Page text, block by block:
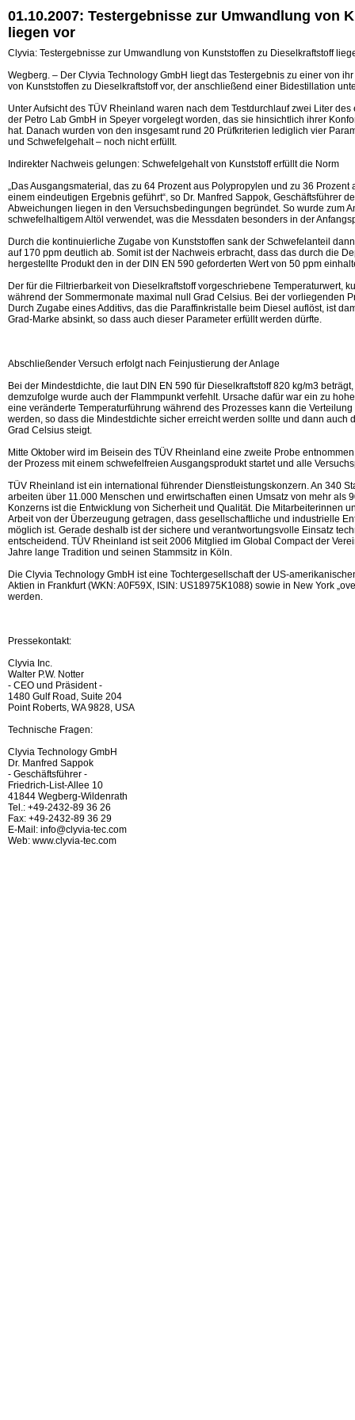
01.10.2007: Testergebnisse zur Umwandlung von
liegen vor
Clyvia: Testergebnisse zur Umwandlung von Kunststoffen zu Dieselkraftstoff
Wegberg. – Der Clyvia Technology GmbH liegt das Testergebnis zu einer von
von Kunststoffen zu Dieselkraftstoff vor, der anschließend einer Bidestillation
Unter Aufsicht des TÜV Rheinland waren nach dem Testdurchlauf zwei Liter
der Petro Lab GmbH in Speyer vorgelegt worden, das sie hinsichtlich ihrer
hat. Danach wurden von den insgesamt rund 20 Prüfkriterien lediglich vier
und Schwefelgehalt – noch nicht erfüllt.
Indirekter Nachweis gelungen: Schwefelgehalt von Kunststoff erfüllt die Norm
„Das Ausgangsmaterial, das zu 64 Prozent aus Polypropylen und zu 36
einem eindeutigen Ergebnis geführt“, so Dr. Manfred Sappok, Geschäftsführer
Abweichungen liegen in den Versuchsbedingungen begründet. So wurde zum
schwefelhaltigem Altöl verwendet, was die Messdaten besonders in der
Durch die kontinuierliche Zugabe von Kunststoffen sank der Schwefelanteil
auf 170 ppm deutlich ab. Somit ist der Nachweis erbracht, dass das durch die
hergestellte Produkt den in der DIN EN 590 geforderten Wert von 50 ppm
Der für die Filtrierbarkeit von Dieselkraftstoff vorgeschriebene Temperaturwert,
während der Sommermonate maximal null Grad Celsius. Bei der vorliegenden
Durch Zugabe eines Additivs, das die Paraffinkristalle beim Diesel auflöst, ist
Grad-Marke absinkt, so dass auch dieser Parameter erfüllt werden dürfte.
Abschließender Versuch erfolgt nach Feinjustierung der Anlage
Bei der Mindestdichte, die laut DIN EN 590 für Dieselkraftstoff 820 kg/m3
demzufolge wurde auch der Flammpunkt verfehlt. Ursache dafür war ein zu
eine veränderte Temperaturführung während des Prozesses kann die
werden, so dass die Mindestdichte sicher erreicht werden sollte und dann auch
Grad Celsius steigt.
Mitte Oktober wird im Beisein des TÜV Rheinland eine zweite Probe
der Prozess mit einem schwefelfreien Ausgangsprodukt startet und alle
TÜV Rheinland ist ein international führender Dienstleistungskonzern. An 340
arbeiten über 11.000 Menschen und erwirtschaften einen Umsatz von mehr als
Konzerns ist die Entwicklung von Sicherheit und Qualität. Die Mitarbeiterinnen
Arbeit von der Überzeugung getragen, dass gesellschaftliche und industrielle
möglich ist. Gerade deshalb ist der sichere und verantwortungsvolle Einsatz
entscheidend. TÜV Rheinland ist seit 2006 Mitglied im Global Compact der
Jahre lange Tradition und seinen Stammsitz in Köln.
Die Clyvia Technology GmbH ist eine Tochtergesellschaft der US-
Aktien in Frankfurt (WKN: A0F59X, ISIN: US18975K1088) sowie in New York
werden.
Pressekontakt:
Clyvia Inc.
Walter P.W. Notter
- CEO und Präsident -
1480 Gulf Road, Suite 204
Point Roberts, WA 9828, USA
Technische Fragen:
Clyvia Technology GmbH
Dr. Manfred Sappok
- Geschäftsführer -
Friedrich-List-Allee 10
41844 Wegberg-Wildenrath
Tel.: +49-2432-89 36 26
Fax: +49-2432-89 36 29
E-Mail: info@clyvia-tec.com
Web: www.clyvia-tec.com